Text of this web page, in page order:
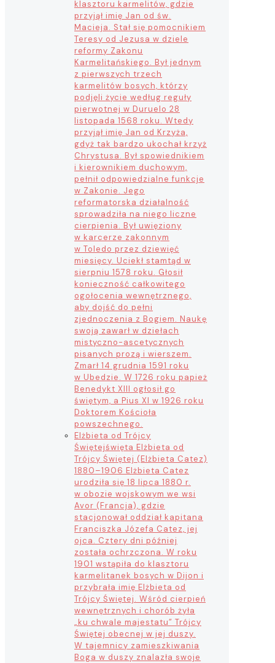
klasztoru karmelitów, gdzie
przyjął imię Jan od św.
Macieja. Stał się pomocnikiem
Teresy od Jezusa w dziele
reformy Zakonu
Karmelitańskiego. Był jednym
z pierwszych trzech
karmelitów bosych, którzy
podjęli życie według reguły
pierwotnej w Duruelo 28
listopada 1568 roku. Wtedy
przyjął imię Jan od Krzyża,
gdyż tak bardzo ukochał krzyż
Chrystusa. Był spowiednikiem
i kierownikiem duchowym,
pełnił odpowiedzialne funkcje
w Zakonie. Jego
reformatorska działalność
sprowadziła na niego liczne
cierpienia. Był uwięziony
w karcerze zakonnym
w Toledo przez dziewięć
miesięcy. Uciekł stamtąd w
sierpniu 1578 roku. Głosił
konieczność całkowitego
ogołocenia wewnętrznego,
aby dojść do pełni
zjednoczenia z Bogiem. Naukę
swoją zawarł w dziełach
mistyczno-ascetycznych
pisanych prozą i wierszem.
Zmarł 14 grudnia 1591 roku
w Ubedzie. W 1726 roku papież
Benedykt XIII ogłosił go
świętym, a Pius XI w 1926 roku
Doktorem Kościoła
powszechnego.
Elżbieta od Trójcy
Świętejświęta Elżbieta od
Trójcy Świętej (Elżbieta Catez)
1880–1906 Elżbieta Catez
urodziła się 18 lipca 1880 r.
w obozie wojskowym we wsi
Avor (Francja), gdzie
stacjonował oddział kapitana
Franciszka Józefa Catez, jej
ojca. Cztery dni później
została ochrzczona. W roku
1901 wstąpiła do klasztoru
karmelitanek bosych w Dijon i
przybrała imię Elżbieta od
Trójcy Świętej. Wśród cierpień
wewnętrznych i chorób żyła
„ku chwale majestatu” Trójcy
Świętej obecnej w jej duszy.
W tajemnicy zamieszkiwania
Boga w duszy znalazła swoje